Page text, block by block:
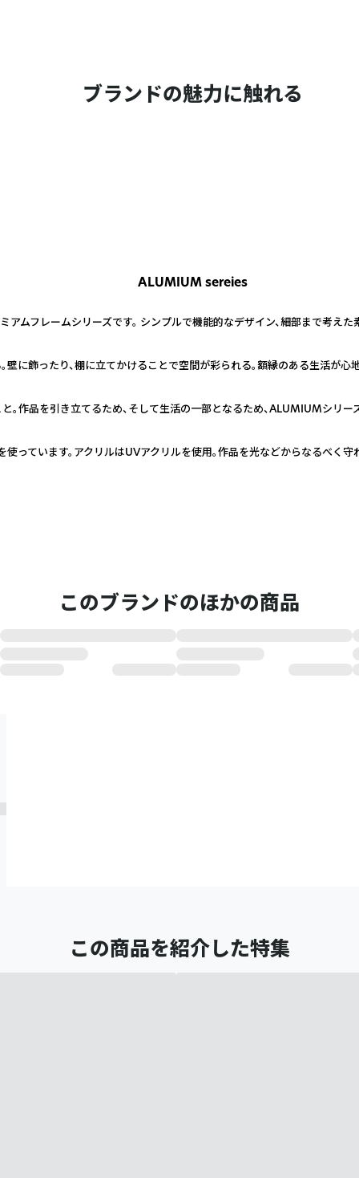
ブランドの魅力に触れる
ALUMIUM sereies
ムフレームシリーズです。 シンプルで機能的なデザイン、細部まで考えた
壁に飾ったり、棚に立てかけることで空間が彩られる。額縁のある生活が
。作品を引き立てるため、そして生活の一部となるため、ALUMIUMシリ
っています。アクリルはUVアクリルを使用。作品を光などからなるべく守
このブランドのほかの商品
この商品を紹介した特集